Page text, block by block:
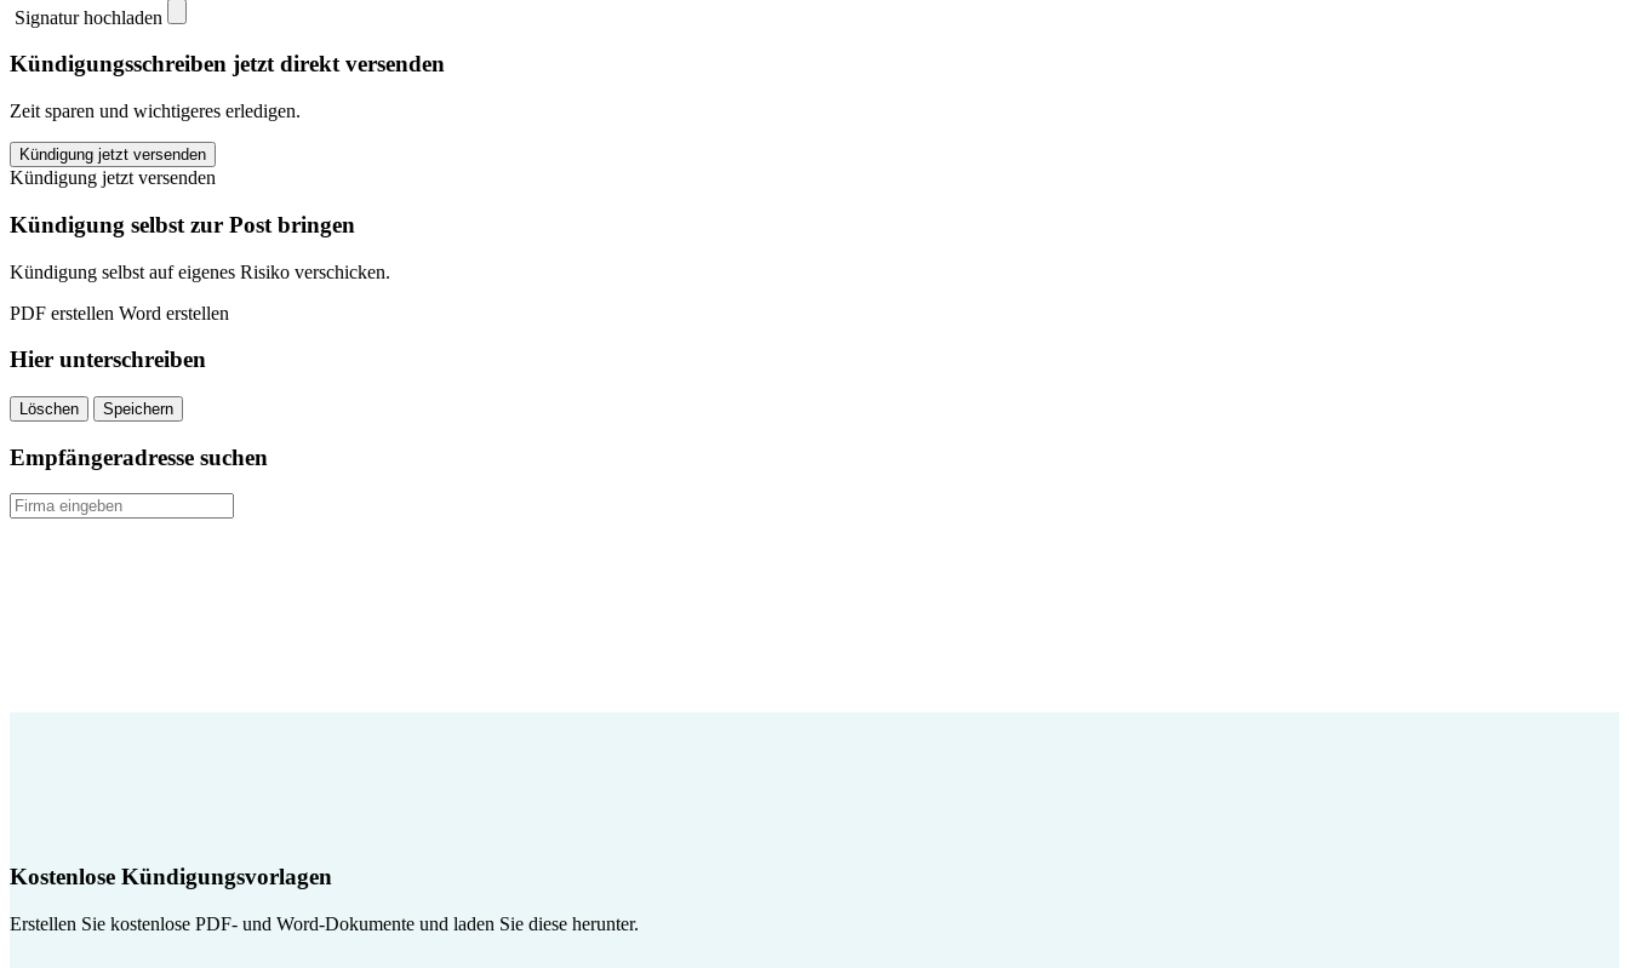
Signatur hochladen
Kündigungsschreiben jetzt direkt versenden
Zeit sparen und wichtigeres erledigen.
Wiener
Städtische
kündigen
quantity
Kündigung jetzt versenden
Kündigung jetzt versenden
Kündigung selbst zur Post bringen
Kündigung selbst auf eigenes Risiko verschicken.
PDF erstellen Word erstellen
Hier unterschreiben
Löschen Speichern
Empfängeradresse suchen
Kostenlose Kündigungsvorlagen
Erstellen Sie kostenlose PDF- und Word-Dokumente und laden Sie diese herunter.